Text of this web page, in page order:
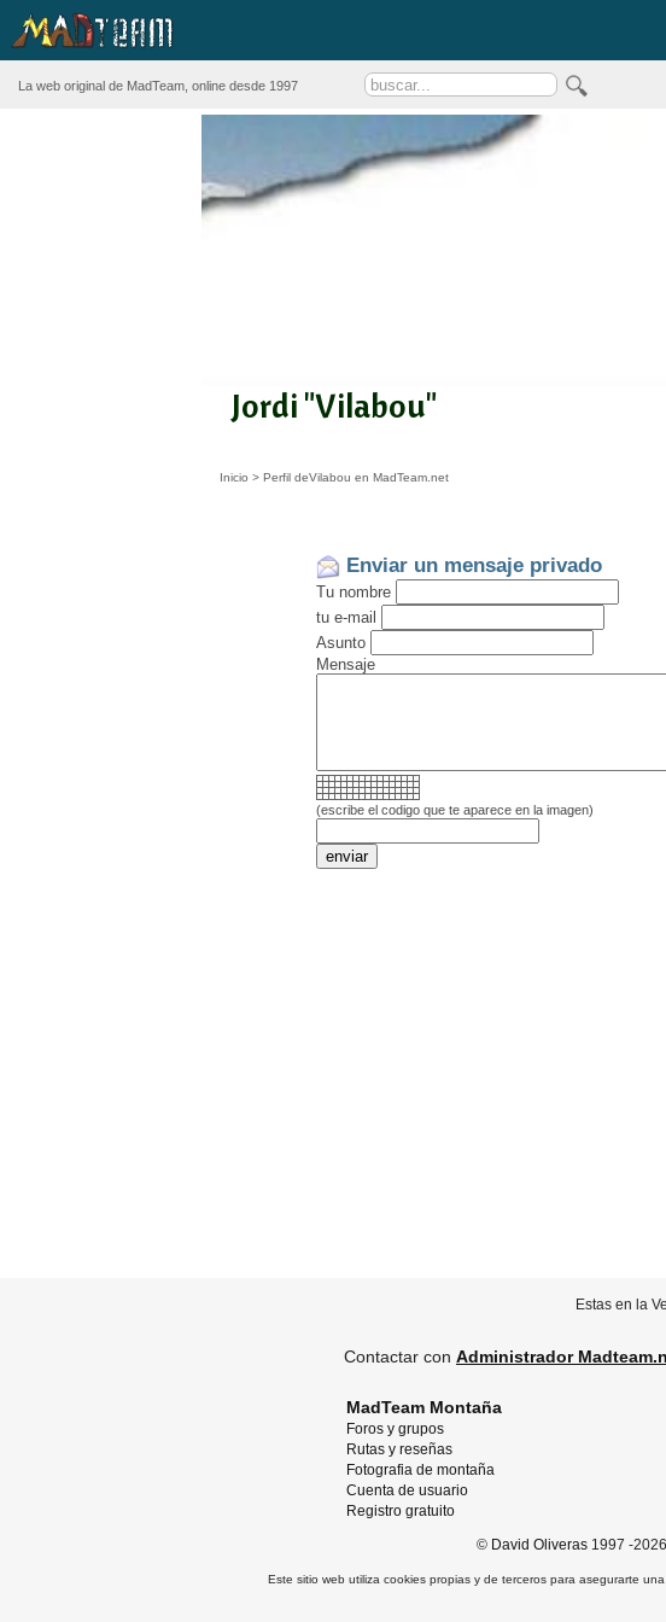
La web original de MadTeam, online desde 1997
Jordi "Vilabou"
Inicio > Perfil deVilabou en MadTeam.net
Enviar un mensaje privado
Tu nombre
tu e-mail
Asunto
Mensaje
(escribe el codigo que te aparece en la imagen)
Estas en la
Contactar con Administrador
MadTeam Montaña
Foros y grupos
Rutas y reseñas
Fotografia de montaña
Cuenta de usuario
Registro gratuito
© David Oliveras1997 -2026
Este sitio web utiliza cookies propias y de terceros para asegurarte